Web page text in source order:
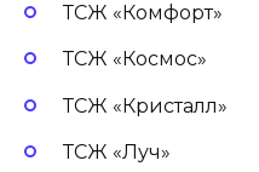
ТСЖ «Комфорт»
ТСЖ «Космос»
ТСЖ «Кристалл»
ТСЖ «Луч»